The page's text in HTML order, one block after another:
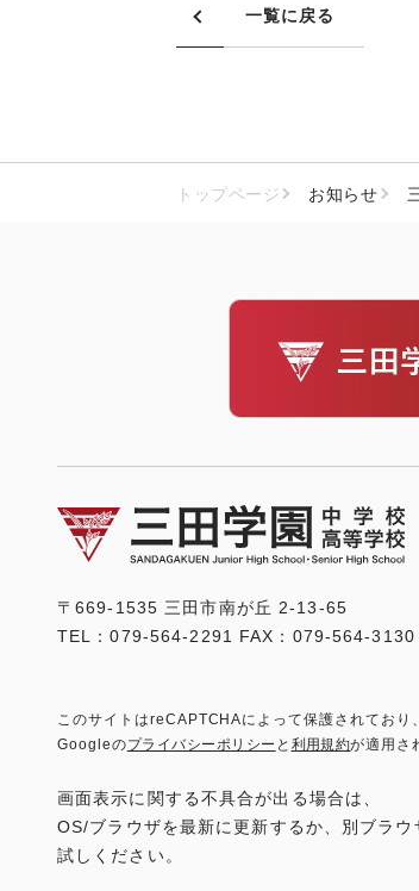
一覧に戻る
トップページ お知らせ
〒669-1535 三田市南が丘 2-13-65
TEL：079-564-2291 FAX：079-564-3130
このサイトはreCAPTCHAによって保護されており、
Googleのプライバシーポリシー と 利用規約が適用さ
画面表示に関する不具合が出る場合は、
OS/ブラウザを最新に更新するか、別ブラウ
試しください。